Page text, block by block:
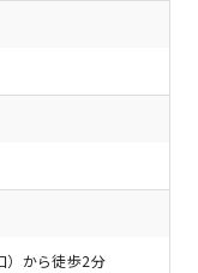
）から徒歩2分